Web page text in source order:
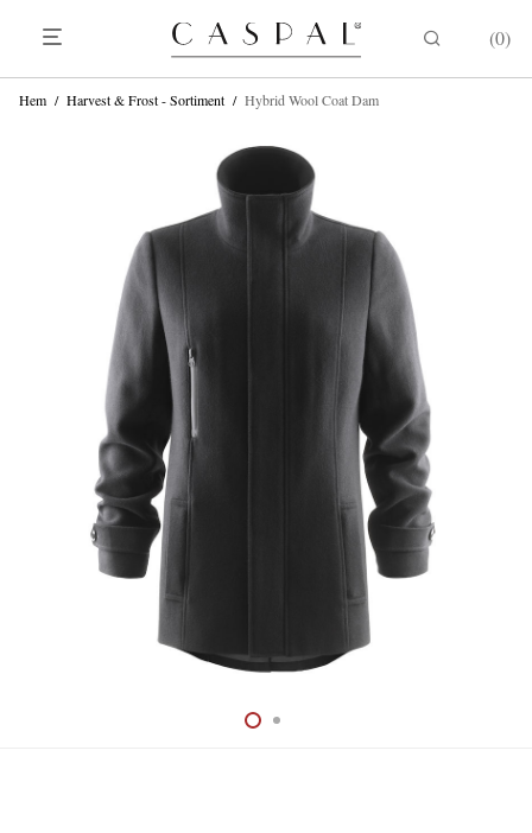
0
Hem / Harvest & Frost - Sortiment / Hybrid Wool Coat Dam